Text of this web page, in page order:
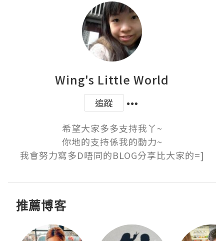
Wing's Little World
追蹤
希望大家多多支持我丫~
你地的支持係我的動力~
我會努力寫多D唔同的BLOG分享比大家的=]
推薦博客